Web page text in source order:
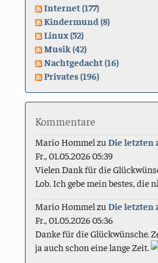
Internet (177)
Kindermund (8)
Linux (52)
Musik (42)
Nachtgedacht (16)
Privates (196)
Kommentare
Mario Hommel zuDie letzten
Fr., 01.05.2026 05:39
Vielen Dank für die
Lob. Ich gebe mein bestes, die
Mario Hommel zuDie letzten
Fr., 01.05.2026 05:36
Danke für die Glückwünsche.
ja auch schon eine lange Zeit.